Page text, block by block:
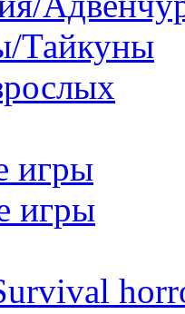
Тайкуны
игры
игры